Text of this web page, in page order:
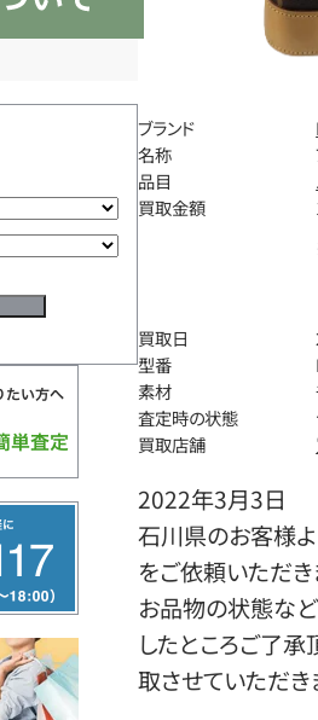
ブランド
名称
品目
買取金額
買取日
型番
素材
査定時の状態
買取店舗
2022年3月3日
石川県のお客様よ
をご依頼いただき
お品物の状態など
したところご了
取させていただき